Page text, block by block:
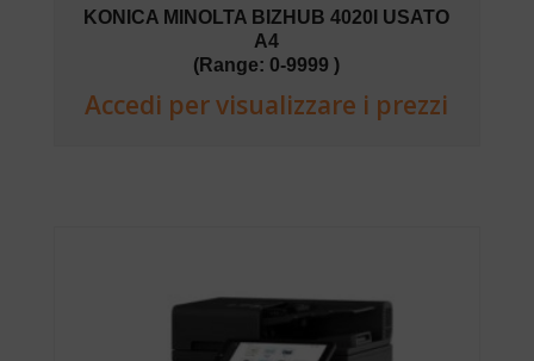
KONICA MINOLTA BIZHUB 4020I USATO
A4
(Range: 0-9999 )
Accedi per visualizzare i prezzi